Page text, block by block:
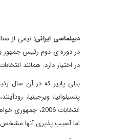
دیپلماسی ایرانی: نیمی از
در دوره ی دوم رئیس جمهور
در اختیار دارد. همانند انتخابات سال 2006، جمهوری خواهان به انتخابات 2014 هم که چهار هفته تا برگزاری آن باقی
بیلی پایپر که در آن سال
پنسیلوانیا، ویرجینیا،
اما آسیب پذیری آنها مشخص